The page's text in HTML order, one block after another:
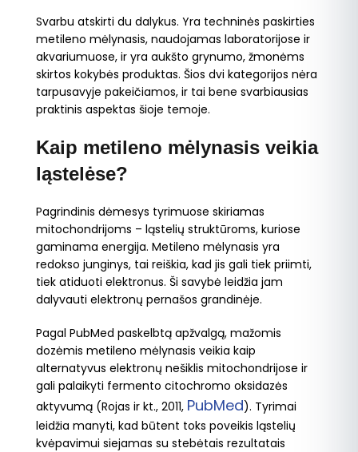
Svarbu atskirti du dalykus. Yra techninės paskirties
metileno mėlynasis, naudojamas laboratorijose ir
akvariumuose, ir yra aukšto grynumo, žmonėms
skirtos kokybės produktas. Šios dvi kategorijos nėra
tarpusavyje pakeičiamos, ir tai bene svarbiausias
praktinis aspektas šioje temoje.
Kaip metileno mėlynasis veikia
ląstelėse?
Pagrindinis dėmesys tyrimuose skiriamas
mitochondrijoms – ląstelių struktūroms, kuriose
gaminama energija. Metileno mėlynasis yra
redokso junginys, tai reiškia, kad jis gali tiek priimti,
tiek atiduoti elektronus. Ši savybė leidžia jam
dalyvauti elektronų pernašos grandinėje.
Pagal PubMed paskelbtą apžvalgą, mažomis
dozėmis metileno mėlynasis veikia kaip
alternatyvus elektronų nešiklis mitochondrijose ir
gali palaikyti fermento citochromo oksidazės
aktyvumą (Rojas ir kt., 2011, PubMed). Tyrimai
leidžia manyti, kad būtent toks poveikis ląstelių
kvėpavimui siejamas su stebėtais rezultatais